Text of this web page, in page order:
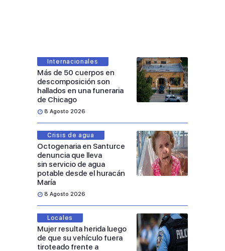
Internacionales
Más de 50 cuerpos en
descomposición son
hallados en una funeraria
de Chicago
8 Agosto 2026
Crisis de agua
Octogenaria en Santurce
denuncia que lleva
sin servicio de agua
potable desde el huracán
María
8 Agosto 2026
Locales
Mujer resulta herida luego
de que su vehículo fuera
tiroteado frente a